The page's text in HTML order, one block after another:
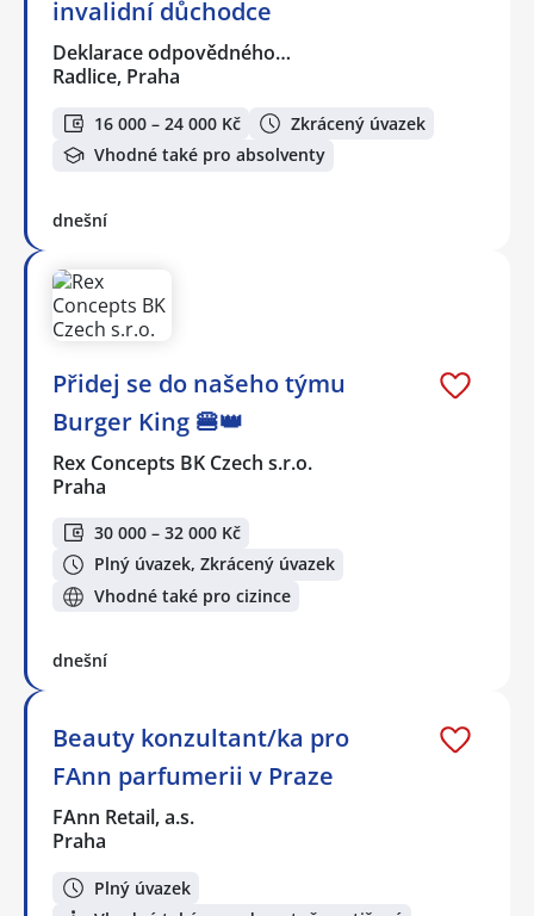
invalidní důchodce
Deklarace odpovědného…
Radlice, Praha
16 000 – 24 000 Kč
Zkrácený úvazek
Vhodné také pro absolventy
dnešní
Přidej se do našeho týmu
Burger King 🍔👑
Rex Concepts BK Czech s.r.o.
Praha
30 000 – 32 000 Kč
Plný úvazek, Zkrácený úvazek
Vhodné také pro cizince
dnešní
Beauty konzultant/ka pro
FAnn parfumerii v Praze
FAnn Retail, a.s.
Praha
Plný úvazek